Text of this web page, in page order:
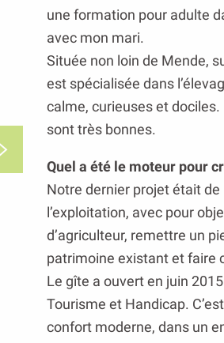
une formation pour adulte
avec mon mari.
Située non loin de Mende,
est spécialisée dans
calme, curieuses et
sont très bonnes.
Quel a été le moteur pour
Notre dernier projet était
l’exploitation, avec pour
d’agriculteur, remettre un
patrimoine existant et faire
Le gîte a ouvert en juin
Tourisme et Handicap.
confort moderne, dans un